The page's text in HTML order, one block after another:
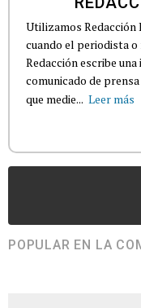
Utilizamos Redacción
cuando el periodista
Redacción escribe
comunicado de
que medie... Leer más
POPULAR EN LA